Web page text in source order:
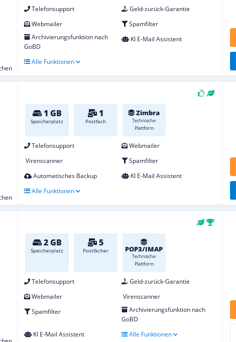
Telefonsupport
Geld-zurück-Garantie
Webmailer
Spamfilter
Archivierungsfunktion nach
GoBD
KI E-Mail Assistent
Alle Funktionen
1 GB
Speicherplatz
1
Postfach
Zimbra
Technische
Plattform
Telefonsupport
Webmailer
Virenscanner
Spamfilter
Automatisches Backup
KI E-Mail Assistent
Alle Funktionen
2 GB
Speicherplatz
5
Postfächer POP3/IMAP
Technische
Plattform
Telefonsupport
Geld-zurück-Garantie
Webmailer
Virenscanner
Spamfilter
Archivierungsfunktion nach
GoBD
KI E-Mail Assistent
Alle Funktionen